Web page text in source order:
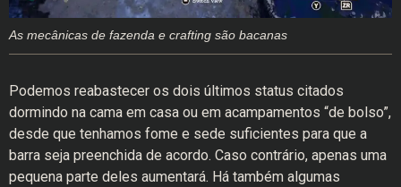
As mecânicas de fazenda e crafting são bacanas
Podemos reabastecer os dois últimos status citados
dormindo na cama em casa ou em acampamentos “de bolso”,
desde que tenhamos fome e sede suficientes para que a
barra seja preenchida de acordo. Caso contrário, apenas uma
pequena parte deles aumentará. Há também algumas